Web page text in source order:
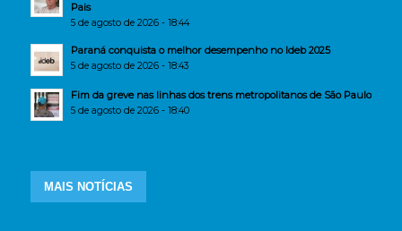
Pais
5 de agosto de 2026 - 18:44
Paraná conquista o melhor desempenho no Ideb 2025
5 de agosto de 2026 - 18:43
Fim da greve nas linhas dos trens metropolitanos de São Paulo
5 de agosto de 2026 - 18:40
MAIS NOTÍCIAS